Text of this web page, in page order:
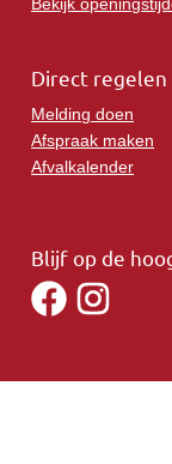
Direct regelen
Melding doen
Afspraak maken
Afvalkalender
Blijf op de